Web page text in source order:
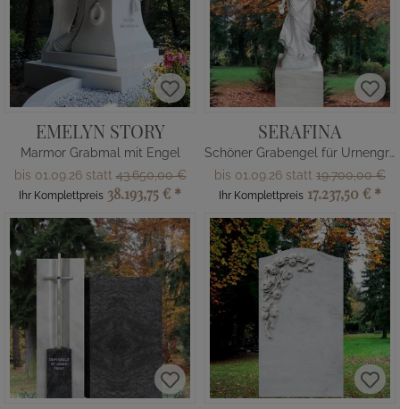
EMELYN STORY
Marmor Grabmal mit Engel
bis 01.09.26 statt43.650,00 €
Ihr Komplettpreis 38.193,75 € *
SERAFINA
Schöner Grabengel für Urnengrab
bis 01.09.26 statt 19.700,00 €
Ihr Komplettpreis 17.237,50 € *